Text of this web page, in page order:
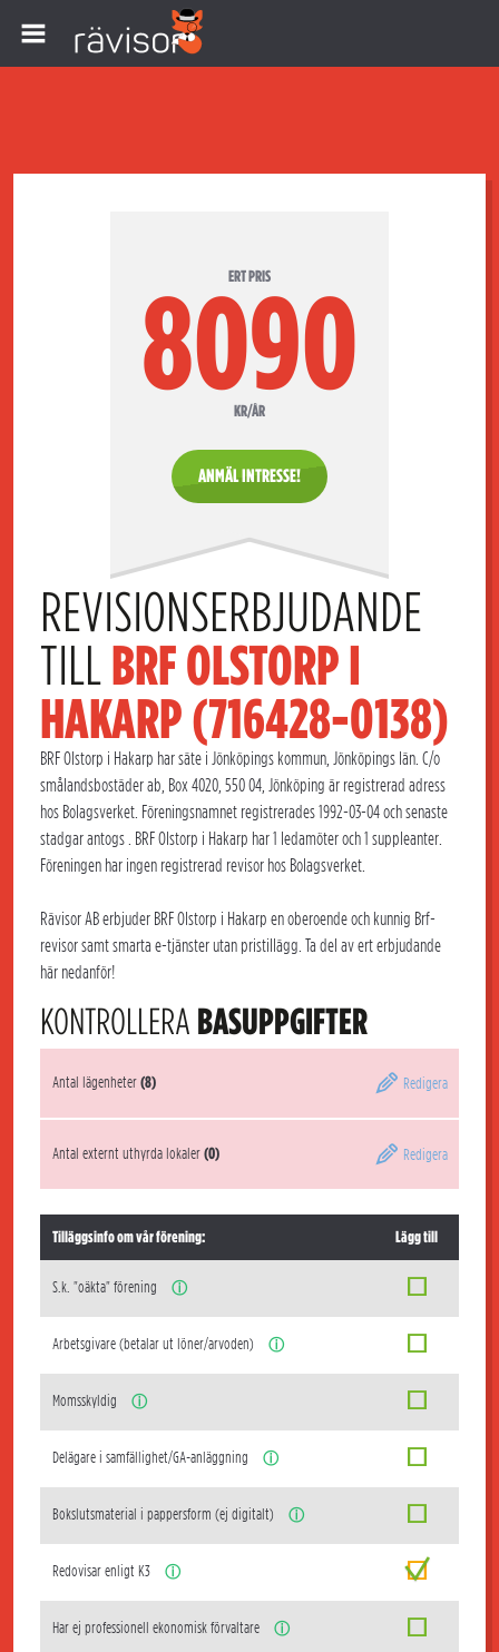
ERT PRIS
8090
KR/ÅR
ANMÄL INTRESSE!
REVISIONSERBJUDANDE
TILL BRF OLSTORP I
HAKARP (716428-0138)
BRF Olstorp i Hakarp har säte i Jönköpings kommun, Jönköpings län. C/o
smålandsbostäder ab, Box 4020, 550 04, Jönköping är registrerad adress
hos Bolagsverket. Föreningsnamnet registrerades 1992-03-04 och senaste
stadgar antogs . BRF Olstorp i Hakarp har 1 ledamöter och 1 suppleanter.
Föreningen har ingen registrerad revisor hos Bolagsverket.
Rävisor AB erbjuder BRF Olstorp i Hakarp en oberoende och kunnig Brf-
revisor samt smarta e-tjänster utan pristillägg. Ta del av ert erbjudande
här nedanför!
KONTROLLERA BASUPPGIFTER
Antal lägenheter(8) Redigera
Antal externt uthyrda lokaler(0) Redigera
Tilläggsinfo om vår förening: Lägg till
S.k. "oäkta" förening ⓘ
Arbetsgivare (betalar ut löner/arvoden) ⓘ
Momsskyldig ⓘ
Delägare i samfällighet/GA-anläggning ⓘ
Bokslutsmaterial i pappersform (ej digitalt) ⓘ
Redovisar enligt K3 ⓘ
Har ej professionell ekonomisk förvaltare ⓘ